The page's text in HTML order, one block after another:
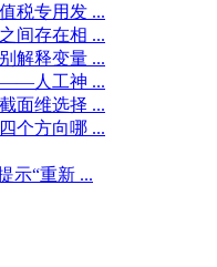
税专用发 ...
间存在相 ...
解释变量 ...
——人工神 ...
面维选择 ...
个方向哪 ...
示“重新 ...